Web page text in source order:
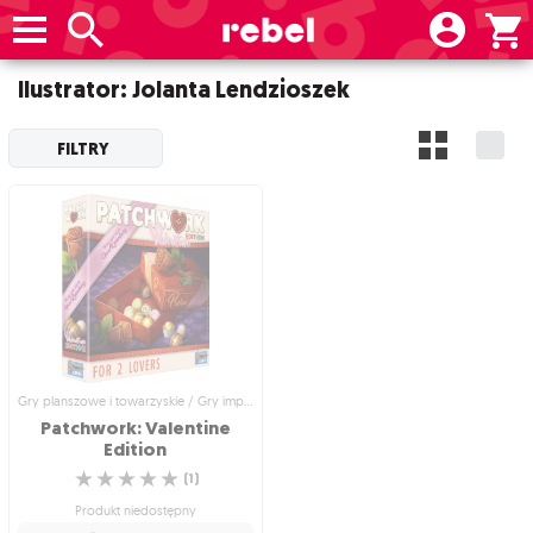
Ilustrator: Jolanta Lendzioszek
FILTRY
Gry planszowe i towarzyskie / Gry imprezowe i towarzyskie
Patchwork: Valentine
Edition
☆
☆
☆
☆
☆ (1)
Produkt niedostępny